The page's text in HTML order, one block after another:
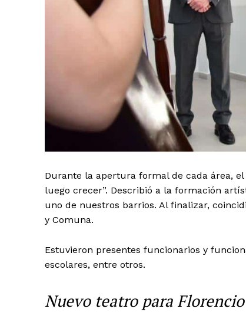
Durante la apertura formal de cada área,
luego crecer”. Describió a la formación
uno de nuestros barrios. Al finalizar,
y Comuna.
Estuvieron presentes funcionarios y
escolares, entre otros.
Nuevo teatro para